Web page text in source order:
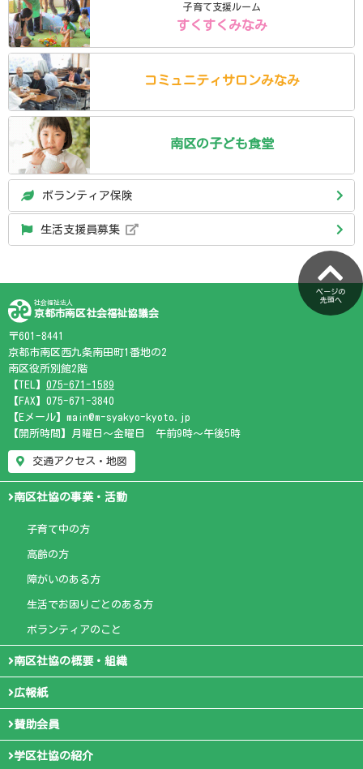
子育て支援ルーム
すくすくみなみ
コミュニティ サロンみなみ
南区の子ども食堂
ボランティア保険
生活支援員募集
ページの
先頭へ
社会福祉法人
京都市南区社会福祉協議会
〒601-8441
京都市南区西九条南田町1番地の2
南区役所別館2階
【TEL】 075-671-1589
【FAX】075-671-3840
【Eメール】main@m-syakyo-kyoto.jp
【開所時間】月曜日～金曜日 午前9時～午後5時
交通アクセス・地図
南区社協の事業・活動
子育て中の方
高齢の方
障がいのある方
生活でお困りごとのある方
ボランティアのこと
南区社協の概要・組織
広報紙
賛助会員
学区社協の紹介